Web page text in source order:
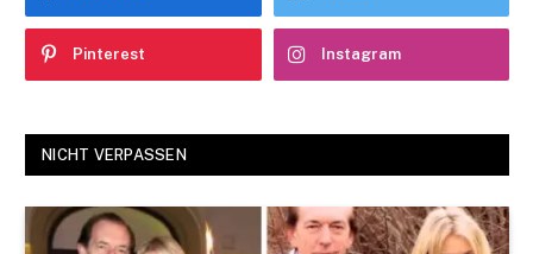
Pinterest Instagram
NICHT VERPASSEN